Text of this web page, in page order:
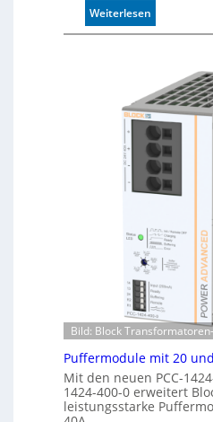
m
a
n
e
r
k
e
n
n
n
g
Weiterlesen:
A
m
a
t
e
K
o
n
t
r
o
l
e
Bild: Block
Puffermodule mit 20
Mit den neuen PCC-
1424-400-0 erweitert
leistungsstarke